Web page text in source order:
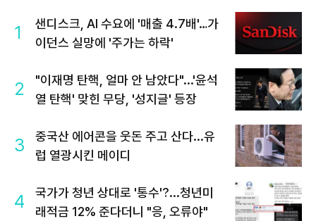
1
샌디스크, AI 수요에 '매출 4.7배'…가
이던스 실망에 '주가는 하락'
2
"이재명 탄핵, 얼마 안 남았다"...'윤석
열 탄핵' 맞힌 무당, '성지글' 등장
3
중국산 에어콘을 웃돈 주고 산다...유
럽 열광시킨 메이디
4
국가가 청년 상대로 '통수'?...청년미
래적금 12% 준다더니 "응, 오류야"